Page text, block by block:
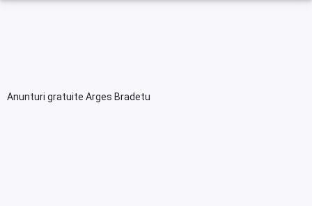
Anunturi gratuite Arges Bradetu